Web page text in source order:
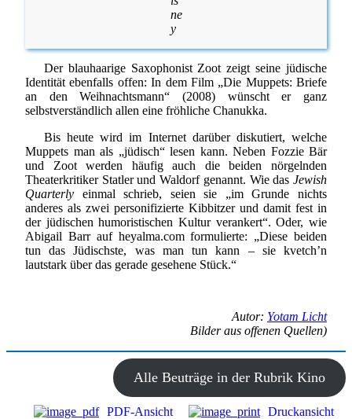
ne
y
Der blauhaarige Saxophonist Zoot zeigt seine jüdische
Identität ebenfalls offen: In dem Film „Die Muppets: Briefe
an den Weihnachtsmann“ (2008) wünscht er ganz
selbstverständlich allen eine fröhliche Chanukka.
Bis heute wird im Internet darüber diskutiert, welche
Muppets man als „jüdisch“ lesen kann. Neben Fozzie Bär
und Zoot werden häufig auch die beiden nörgelnden
Theaterkritiker Statler und Waldorf genannt. Wie das Jewish
Quarterly einmal schrieb, seien sie „im Grunde nichts
anderes als zwei personifizierte Kibbitzer und damit fest in
der jüdischen humoristischen Kultur verankert“. Oder, wie
Abigail Barr auf heyalma.com formulierte: „Diese beiden
tun das Jüdischste, was man tun kann – sie kvetch’n
lautstark über das gerade gesehene Stück.“
Autor: Yotam Licht
Bilder aus offenen Quellen)
Alle Beuträge in der Rubrik Kino
PDF-Ansicht Druckansicht